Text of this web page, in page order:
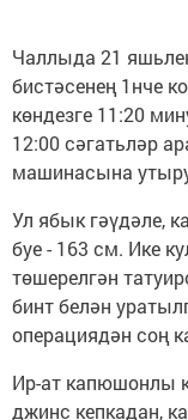
Чаллыда 21
бистәсенең 1нче
көндезге 11:20
12:00 сәгатьләр
машинасына
Ул ябык гәүдәле,
буе - 163 см. Ике
төшерелгән
бинт белән
операциядән соң
Ир-ат капюшонлы
джинс кепкадан,